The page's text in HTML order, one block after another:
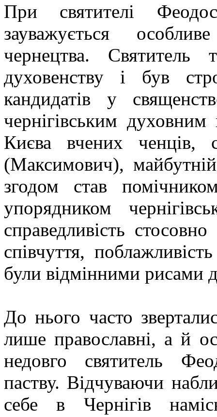
При святителі
зауважується
чернецтва. Святитель
духовенству і був
кандидатів у
чернігівським
Києва вчених ченців,
(Максимович),
згодом став
упорядником
справедливість
співчуття,
були відмінними рисами
До нього часто
лише православні, а й
недовго святитель
паству. Відчуваючи
себе в Чернігів